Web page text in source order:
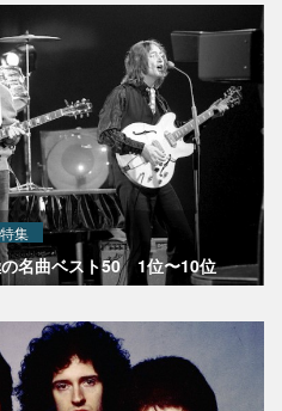
特集
名曲ベスト50 1位〜10位